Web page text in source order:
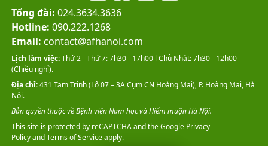
Tổng đài: 024.3634.3636
Hotline: 090.222.1268
Email: contact@afhanoi.com
This site is protected by reCAPTCHA and the GooglePrivacy
PolicyandTerms of Serviceapply.
Lịch làm việc:Thứ 2 - Thứ 7: 7h30 - 17h00 l Chủ Nhật: 7h30 - 12h00
(Chiều nghỉ).
Địa chỉ:431 Tam Trinh (Lô 07 – 3A Cụm CN Hoàng Mai), P. Hoàng Mai, Hà
Nội.
Bản quyền thuộc về Bệnh viện Nam học và Hiếm muộn Hà Nội.